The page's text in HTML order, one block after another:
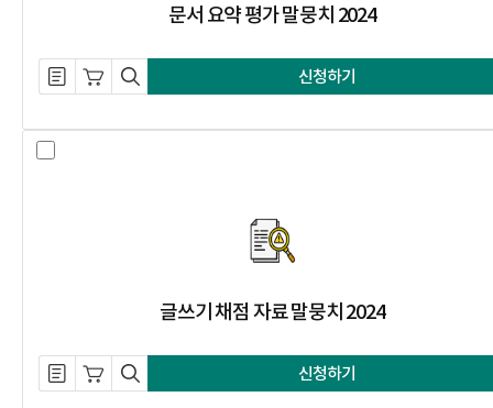
문서 요약 평가 말뭉치 2024
설명 자료 내려받기
장바구니 담기
미리보기 신청하기
글쓰기 채점 자료 말뭉치 2024
설명 자료 내려받기
장바구니 담기
미리보기 신청하기